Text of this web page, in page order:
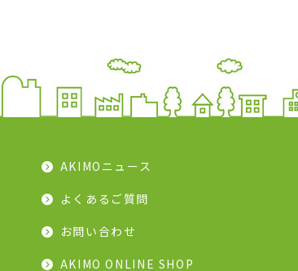
AKIMOニュース
よくあるご質問
お問い合わせ
AKIMO ONLINE SHOP